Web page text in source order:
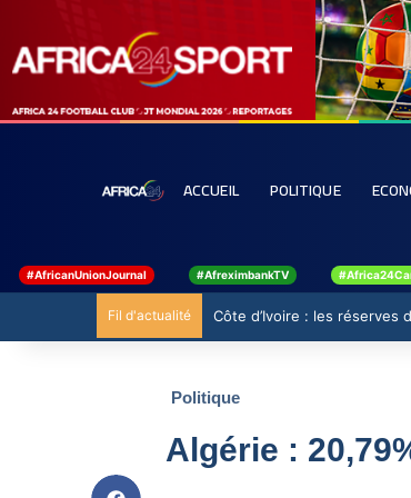
ACCUEIL POLITIQUE
#AfricanUnionJournal #AfreximbankTV
Fil d'actualité Côte d’Ivoire : les réserves
Politique
Algérie :